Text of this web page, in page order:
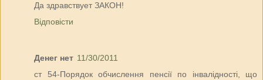
Да здравствует ЗАКОН!
Відповісти
Денег нет 11/30/2011
ст 54-Порядок обчислення пенсії по інвалідності, що